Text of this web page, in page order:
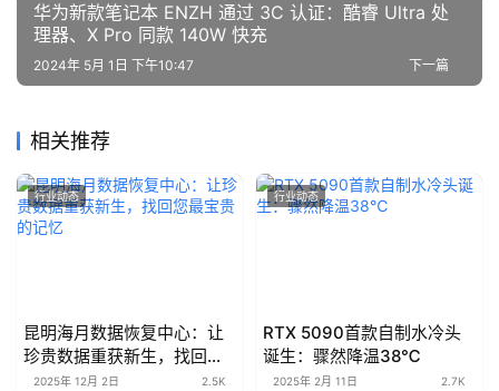
华为新款笔记本 ENZH 通过 3C 认证：酷睿 Ultra 处
理器、X Pro 同款 140W 快充
下一篇
2024年 5月 1日 下午10:47
相关推荐
行业动态
昆明海月数据恢复中心：让
珍贵数据重获新生，找回您
最宝贵的记忆
2025年 12月 2日 2.5K
行业动态
RTX 5090首款自制水冷头
诞生：骤然降温38℃
2025年 2月 11日 2.7K